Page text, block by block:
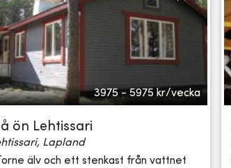
3975 - 5975 kr/vecka
ön Lehtissari
Lapland
älv och ett stenkast från vattnet